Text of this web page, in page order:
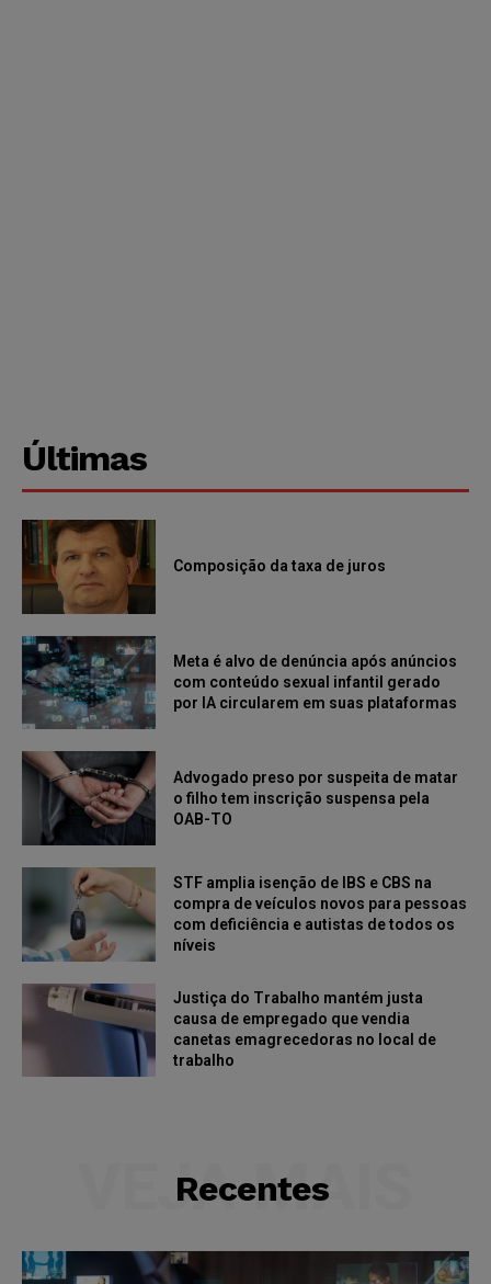
Últimas
Composição da taxa de juros
Meta é alvo de denúncia após anúncios
com conteúdo sexual infantil gerado
por IA circularem em suas plataformas
Advogado preso por suspeita de matar
o filho tem inscrição suspensa pela
OAB-TO
STF amplia isenção de IBS e CBS na
compra de veículos novos para pessoas
com deficiência e autistas de todos os
níveis
Justiça do Trabalho mantém justa
causa de empregado que vendia
canetas emagrecedoras no local de
trabalho
Recentes
VEJA MAIS